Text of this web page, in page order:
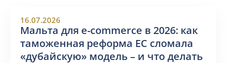
16.07.2026
Мальта для e-commerce в 2026: как
таможенная реформа ЕС сломала
«дубайскую» модель – и что делать